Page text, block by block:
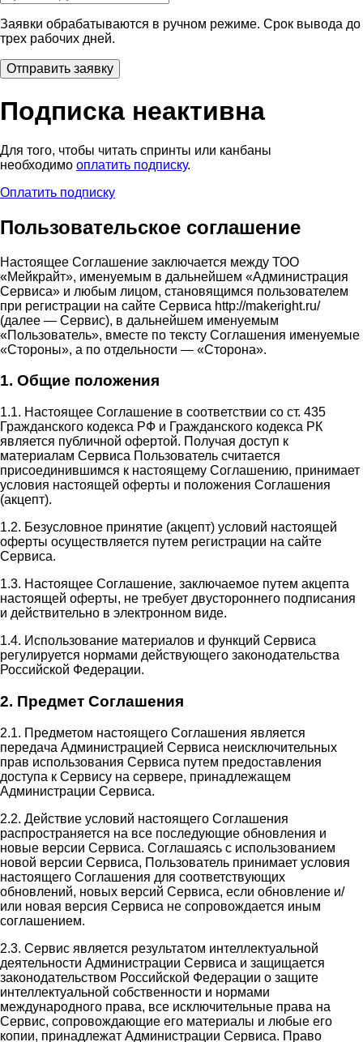
Заявки обрабатываются в ручном режиме. Срок вывода до
трех рабочих дней.
Подписка неактивна
Для того, чтобы читать спринты или канбаны
необходимо оплатить подписку.
Оплатить подписку
Пользовательское соглашение
Настоящее Соглашение заключается между ТОО
«Мейкрайт», именуемым в дальнейшем «Администрация
Сервиса» и любым лицом, становящимся пользователем
при регистрации на сайте Сервиса http://makeright.ru/
(далее — Сервис), в дальнейшем именуемым
«Пользователь», вместе по тексту Соглашения именуемые
«Стороны», а по отдельности — «Сторона».
1. Общие положения
1.1. Настоящее Соглашение в соответствии со ст. 435
Гражданского кодекса РФ и Гражданского кодекса РК
является публичной офертой. Получая доступ к
материалам Сервиса Пользователь считается
присоединившимся к настоящему Соглашению, принимает
условия настоящей оферты и положения Соглашения
(акцепт).
1.2. Безусловное принятие (акцепт) условий настоящей
оферты осуществляется путем регистрации на сайте
Сервиса.
1.3. Настоящее Соглашение, заключаемое путем акцепта
настоящей оферты, не требует двустороннего подписания
и действительно в электронном виде.
1.4. Использование материалов и функций Сервиса
регулируется нормами действующего законодательства
Российской Федерации.
2. Предмет Соглашения
2.1. Предметом настоящего Соглашения является
передача Администрацией Сервиса неисключительных
прав использования Сервиса путем предоставления
доступа к Сервису на сервере, принадлежащем
Администрации Сервиса.
2.2. Действие условий настоящего Соглашения
распространяется на все последующие обновления и
новые версии Сервиса. Соглашаясь с использованием
новой версии Сервиса, Пользователь принимает условия
настоящего Соглашения для соответствующих
обновлений, новых версий Сервиса, если обновление и/
или новая версия Сервиса не сопровождается иным
соглашением.
2.3. Сервис является результатом интеллектуальной
деятельности Администрации Сервиса и защищается
законодательством Российской Федерации о защите
интеллектуальной собственности и нормами
международного права, все исключительные права на
Сервис, сопровождающие его материалы и любые его
копии, принадлежат Администрации Сервиса. Право